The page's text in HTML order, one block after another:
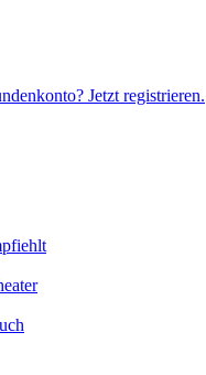
Jetzt registrieren.